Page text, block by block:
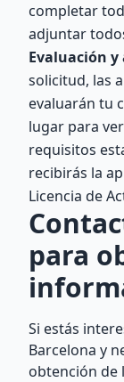
completar
adjuntar
Evaluación
solicitud, las
evaluarán tu
lugar para
requisitos
recibirás la
Licencia de
para
Si estás
Barcelona y
obtención de